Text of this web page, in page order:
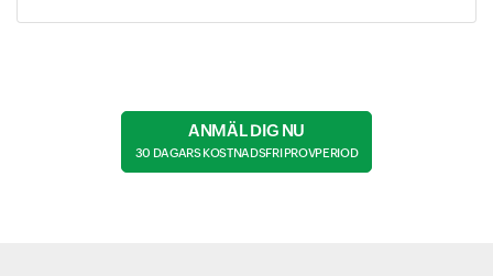
ANMÄL DIG NU
30 DAGARS KOSTNADSFRI PROVPERIOD